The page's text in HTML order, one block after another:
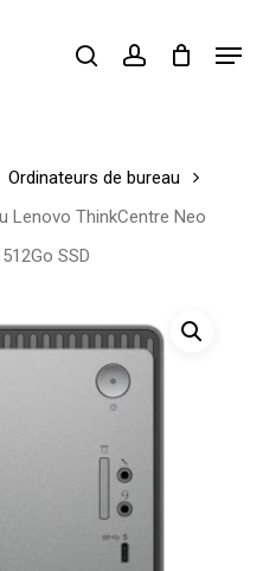
searchaccount
Ordinateurs de bureau
Lenovo ThinkCentre Neo
SSD